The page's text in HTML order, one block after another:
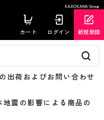
KADOKAWA Group
カート ログイン 新規登録
荷およびお問い合わせ
震の影響による商品の